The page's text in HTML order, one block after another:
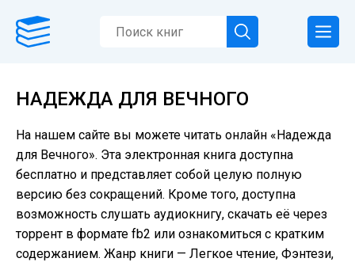
НАДЕЖДА ДЛЯ ВЕЧНОГО
На нашем сайте вы можете читать онлайн «Надежда
для Вечного». Эта электронная книга доступна
бесплатно и представляет собой целую полную
версию без сокращений. Кроме того, доступна
возможность слушать аудиокнигу, скачать её через
торрент в формате fb2 или ознакомиться с кратким
содержанием. Жанр книги — Легкое чтение, Фэнтези,